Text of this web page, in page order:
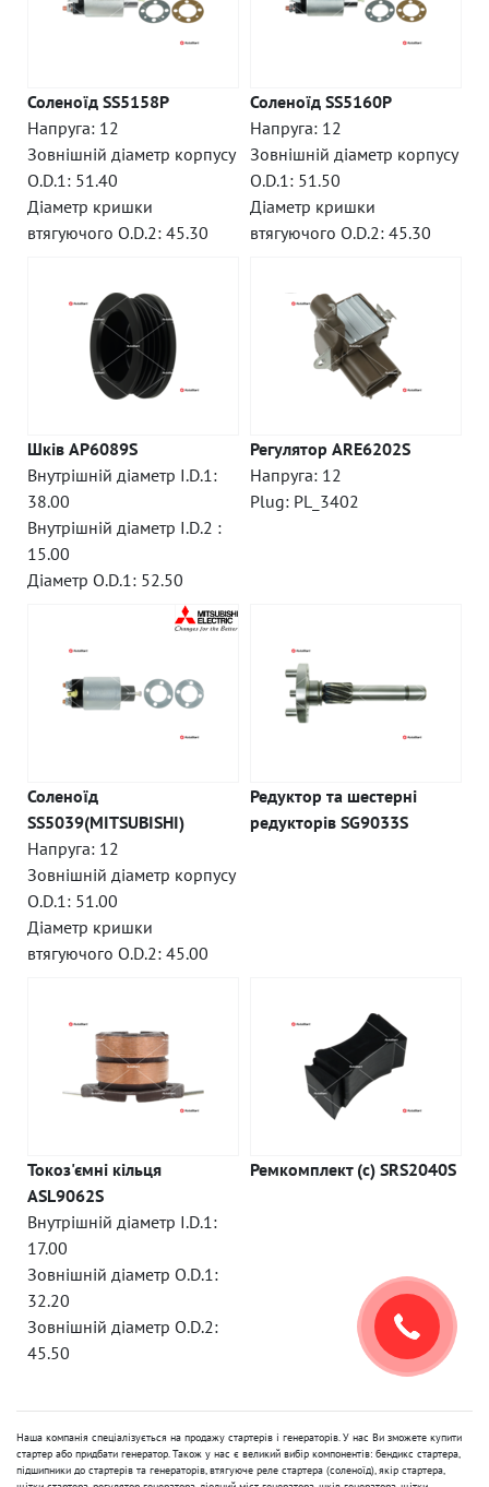
Соленоїд SS5158P
Напруга: 12
Зовнішній діаметр корпусу
O.D.1: 51.40
Діаметр кришки
втягуючого O.D.2: 45.30
Соленоїд SS5160P
Напруга: 12
Зовнішній діаметр корпусу
O.D.1: 51.50
Діаметр кришки
втягуючого O.D.2: 45.30
Шків AP6089S
Внутрішній діаметр I.D.1:
38.00
Внутрішній діаметр I.D.2 :
15.00
Діаметр O.D.1: 52.50
Регулятор ARE6202S
Напруга: 12
Plug: PL_3402
Соленоїд
SS5039(MITSUBISHI)
Напруга: 12
Зовнішній діаметр корпусу
O.D.1: 51.00
Діаметр кришки
втягуючого O.D.2: 45.00
Редуктор та шестерні
редукторів SG9033S
Токоз'ємні кільця
ASL9062S
Внутрішній діаметр I.D.1:
17.00
Зовнішній діаметр O.D.1:
32.20
Зовнішній діаметр O.D.2:
45.50
Ремкомплект (c) SRS2040S
Наша компанія спеціалізується на продажу стартерів і генераторів. У нас Ви зможете купити
стартер або придбати генератор. Також у нас є великий вибір компонентів: бендикс стартера,
підшипники до стартерів та генераторів, втягуюче реле стартера (соленоїд), якір стартера,